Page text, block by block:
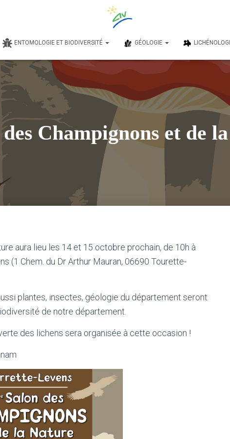
ENTOMOLOGIE ET BIODIVERSITÉ GÉOLOGIE
Champignons et de
aura lieu les 14 et 15 octobre prochain, de 10h à
(1 Chem. du Dr Arthur Mauran, 06690 Tourette-
plantes, insectes, géologie du département seront
de notre département.
des lichens sera organisée à cette occasion !